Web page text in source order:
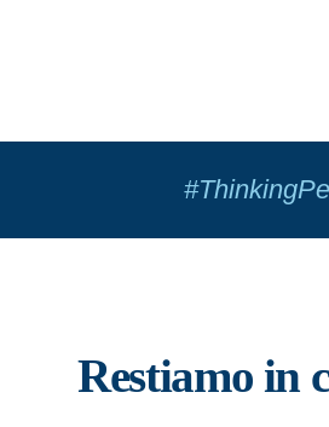
Restiamo in